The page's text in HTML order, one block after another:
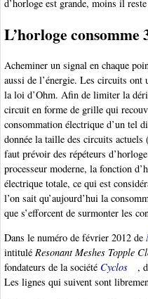
d’horloge est grande, moins il
L’horloge consomme
Acheminer un signal en chaque
aussi de l’énergie. Les circuits ont
la loi d’Ohm. Afin de limiter la
circuit en forme de grille qui
consommation électrique d’un tel
donnée la taille des circuits
faut prévoir des répéteurs d’horloge
processeur moderne, la fonction
électrique totale, ce qui est
l’on sait qu’aujourd’hui la
que s’efforcent de surmonter les
Dans le numéro de février 2012 de
intitulé Resonant Meshes Topple
fondateurs de la société Cyclos
,
Les lignes qui suivent sont